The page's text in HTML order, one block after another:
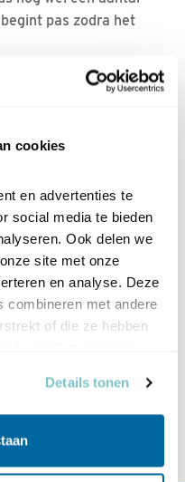
cookies
en advertenties te
social media te bieden
Ook delen we
site met onze
en analyse. Deze
combineren met andere
of die ze hebben
Details tonen
pas zodra het
er 5 eieren
net zo'n mooi jaar
van het eerste ei, kijk
Vind ik leuk
Bewaar deze blog